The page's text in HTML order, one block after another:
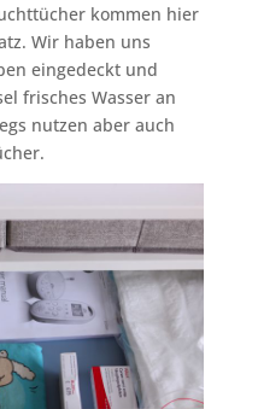
kommen hier
Wir haben uns
eingedeckt und
frisches Wasser an
nutzen aber auch